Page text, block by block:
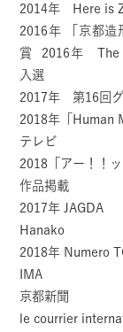
2014年 Here is
2016年 「京都
賞 2016年 The
入選
2017年 第16回グ
2018年「Human
テレビ
2018「アー！！
作品掲載
2017年 JAGDA
Hanako
2018年 Numero
IMA
京都新聞
le courrier